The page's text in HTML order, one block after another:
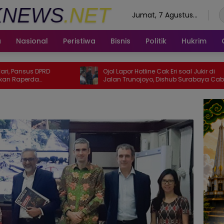
Jumat, 7 Agustus
Nasional Peristiwa Bisnis Politik Hukrim
Ojol Lapor Hotline Cak Eri soal Jukir di
Jalan Trunojoyo, Dishub Surabaya Cabut
KTA